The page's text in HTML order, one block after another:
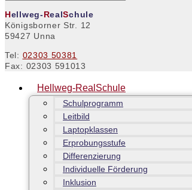
Hellweg-RealSchule
Königsborner Str. 12
59427 Unna
Tel: 02303 50381
Fax: 02303 591013
Hellweg-RealSchule
Schulprogramm
Leitbild
Laptopklassen
Erprobungsstufe
Differenzierung
Individuelle Förderung
Inklusion